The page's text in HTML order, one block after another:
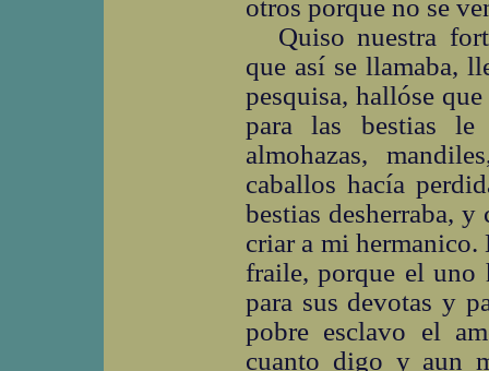
otros porque no se
Quiso nuestra
que así se llamaba,
pesquisa, hallóse
para las bestias le
almohazas,
caballos hacía
bestias desherraba,
criar a mi
fraile, porque el uno
para sus devotas y
pobre esclavo el
cuanto digo y aun